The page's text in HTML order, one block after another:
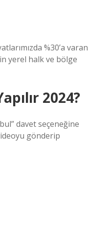
%30’a varan
yerel halk ve bölge
2024?
davet seçeneğine
gönderip